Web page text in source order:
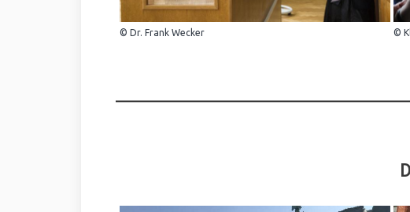
© Dr. Frank Wecker ©